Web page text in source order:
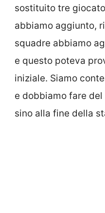
sostituito tre
abbiamo aggiunto,
squadre abbiamo
e questo poteva
iniziale. Siamo
e dobbiamo fare
sino alla fine della